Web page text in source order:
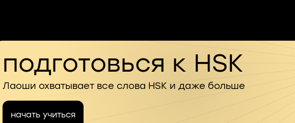
подготовься к HSK
Лаоши охватывает все слова HSK и даже больше
начать учиться